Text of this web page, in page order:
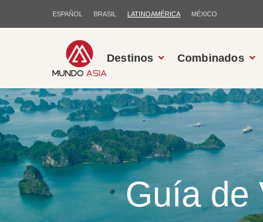
ESPAÑOL BRASIL LATINOAMÉRICA MÉXICO
Destinos Combinados
Guía de